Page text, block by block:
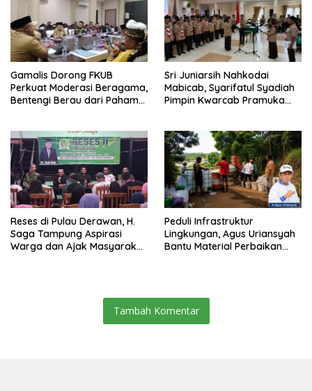
Gamalis Dorong FKUB
Perkuat Moderasi Beragama,
Bentengi Berau dari Paham
Sri Juniarsih Nahkodai
Mabicab, Syarifatul Syadiah
Pimpin Kwarcab Pramuka
Reses di Pulau Derawan, H.
Saga Tampung Aspirasi
Warga dan Ajak Masyarakat
Peduli Infrastruktur
Lingkungan, Agus Uriansyah
Bantu Material Perbaikan
Tambah Komentar